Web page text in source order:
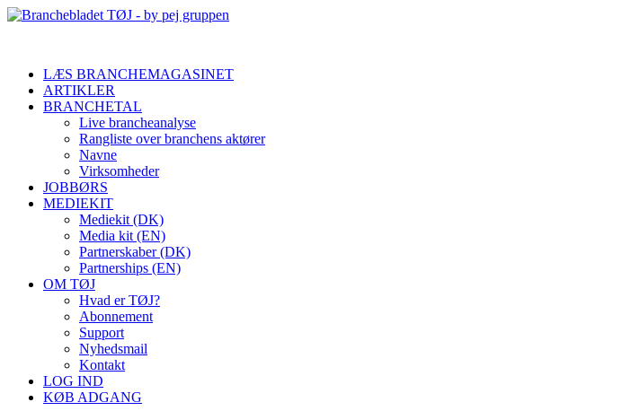
LÆS BRANCHEMAGASINET
ARTIKLER
BRANCHETAL
Live brancheanalyse
Rangliste over branchens aktører
Navne
Virksomheder
JOBBØRS
MEDIEKIT
Mediekit (DK)
Media kit (EN)
Partnerskaber (DK)
Partnerships (EN)
OM TØJ
Hvad er TØJ?
Abonnement
Support
Nyhedsmail
Kontakt
LOG IND
KØB ADGANG